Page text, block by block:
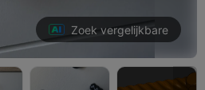
Zoek vergelijkbare